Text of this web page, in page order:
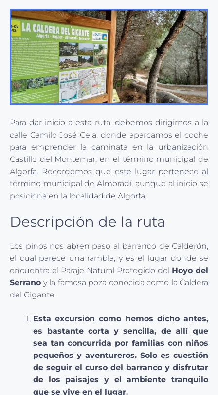
Para dar inicio a esta ruta, debemos dirigirnos a la
calle Camilo José Cela, donde aparcamos el coche
para emprender la caminata en la urbanización
Castillo del Montemar, en el término municipal de
Algorfa. Recordemos que este lugar pertenece al
término municipal de Almoradí, aunque al inicio se
posiciona en la localidad de Algorfa.
Descripción de la ruta
Los pinos nos abren paso al barranco de Calderón,
el cual parece una rambla, y es el lugar donde se
encuentra el Paraje Natural Protegido del Hoyo del
Serrano y la famosa poza conocida como la Caldera
del Gigante.
Esta excursión como hemos dicho antes,
es bastante corta y sencilla, de allí que
sea tan concurrida por familias con niños
pequeños y aventureros. Solo es cuestión
de seguir el curso del barranco y disfrutar
de los paisajes y el ambiente tranquilo
que se vive en el lugar.